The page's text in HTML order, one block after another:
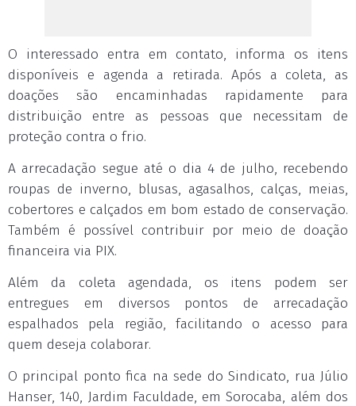
O interessado entra em contato, informa os itens
disponíveis e agenda a retirada. Após a coleta, as
doações são encaminhadas rapidamente para
distribuição entre as pessoas que necessitam de
proteção contra o frio.
A arrecadação segue até o dia 4 de julho, recebendo
roupas de inverno, blusas, agasalhos, calças, meias,
cobertores e calçados em bom estado de conservação.
Também é possível contribuir por meio de doação
financeira via PIX.
Além da coleta agendada, os itens podem ser
entregues em diversos pontos de arrecadação
espalhados pela região, facilitando o acesso para
quem deseja colaborar.
O principal ponto fica na sede do Sindicato, rua Júlio
Hanser, 140, Jardim Faculdade, em Sorocaba, além dos